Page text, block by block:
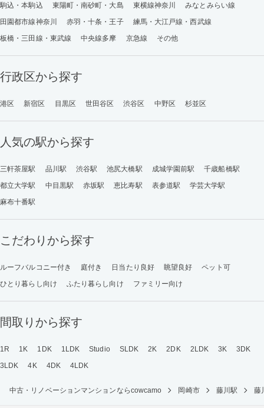
駒込・本駒込
東陽町・南砂町・大島 東横線神奈川
みなとみらい線
田園都市線神奈川
赤羽・十条・王子
練馬・大江戸線・西武線
板橋・三田線・東武線
中央線多摩 京急線 その他
行政区から探す
港区 新宿区 目黒区 世田谷区 渋谷区 中野区 杉並区
人気の駅から探す
三軒茶屋駅 品川駅 渋谷駅 池尻大橋駅 成城学園前駅
千歳船橋駅
都立大学駅
中目黒駅 赤坂駅 恵比寿駅 表参道駅
学芸大学駅
麻布十番駅
こだわりから探す
ルーフバルコニー付き 庭付き 日当たり良好 眺望良好
ペット可
ひとり暮らし向け
ふたり暮らし向け ファミリー向け
間取りから探す
1R 1K 1DK 1LDK Studio SLDK 2K 2DK 2LDK 3K
3DK
3LDK
4K 4DK 4LDK
中古・リノベーションマンションならcowcamo 岡崎市 藤川駅 藤